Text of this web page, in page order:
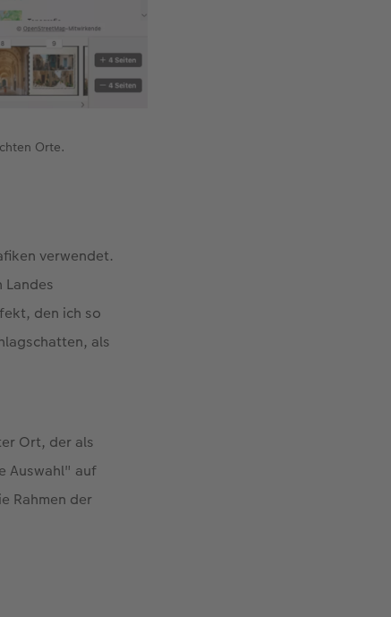
Orte.
verwendet.
Landes
den ich so
als
Ort, der als
Auswahl" auf
Rahmen der